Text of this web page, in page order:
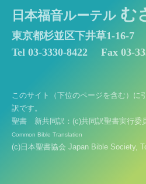
日本福音ルーテル む
東京都杉並区下井草1-16-7
Tel 03-3330-8422
Fax 03-
このサイト（下位のページを含む）に
訳です。
聖書 新共同訳：(c)共同訳聖書実行委
Common Bible Translation
(c)日本聖書協会 Japan Bible Society,